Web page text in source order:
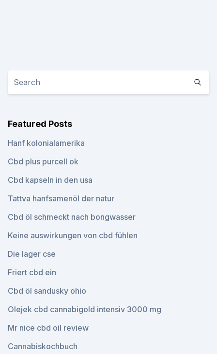
Featured Posts
Hanf kolonialamerika
Cbd plus purcell ok
Cbd kapseln in den usa
Tattva hanfsamenöl der natur
Cbd öl schmeckt nach bongwasser
Keine auswirkungen von cbd fühlen
Die lager cse
Friert cbd ein
Cbd öl sandusky ohio
Olejek cbd cannabigold intensiv 3000 mg
Mr nice cbd oil review
Cannabiskochbuch